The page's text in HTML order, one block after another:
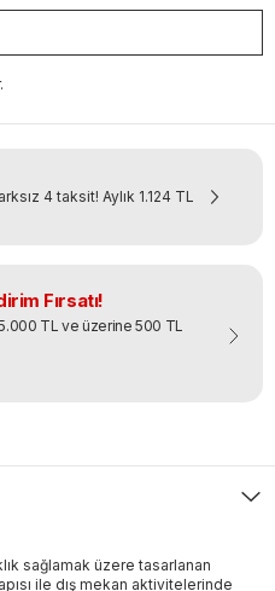
4 taksit! Aylık 1.124 TL
Fırsatı!
TL ve üzerine 500 TL
sağlamak üzere tasarlanan
ile dış mekan aktivitelerinde